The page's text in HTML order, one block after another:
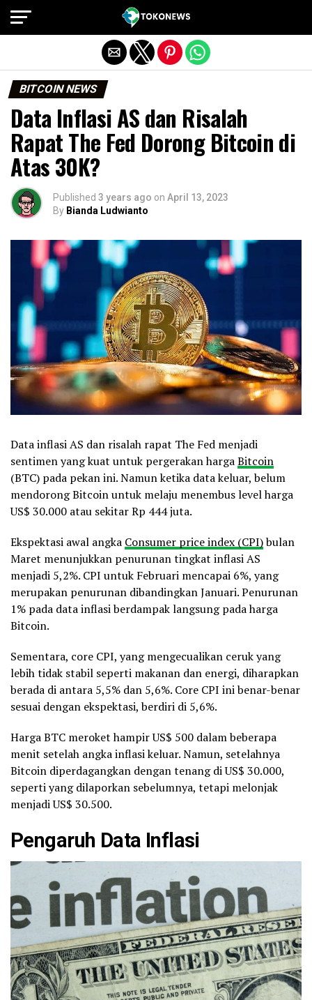
BITCOIN NEWS
Data Inflasi AS dan Risalah
Rapat The Fed Dorong Bitcoin di
Atas 30K?
Published 3 years ago on April 13, 2023
By Bianda Ludwianto
Data inflasi AS dan risalah rapat The Fed menjadi
sentimen yang kuat untuk pergerakan hargaBitcoin
(BTC) pada pekan ini. Namun ketika data keluar, belum
mendorong Bitcoin untuk melaju menembus level harga
US$ 30.000 atau sekitar Rp 444 juta.
Ekspektasi awal angka Consumer price index (CPI)bulan
Maret menunjukkan penurunan tingkat inflasi AS
menjadi 5,2%. CPI untuk Februari mencapai 6%, yang
merupakan penurunan dibandingkan Januari. Penurunan
1% pada data inflasi berdampak langsung pada harga
Bitcoin.
Sementara, core CPI, yang mengecualikan ceruk yang
lebih tidak stabil seperti makanan dan energi, diharapkan
berada di antara 5,5% dan 5,6%. Core CPI ini benar-benar
sesuai dengan ekspektasi, berdiri di 5,6%.
Harga BTC meroket hampir US$ 500 dalam beberapa
menit setelah angka inflasi keluar. Namun, setelahnya
Bitcoin diperdagangkan dengan tenang di US$ 30.000,
seperti yang dilaporkan sebelumnya, tetapi melonjak
menjadi US$ 30.500.
Pengaruh Data Inflasi
Exit mobile version